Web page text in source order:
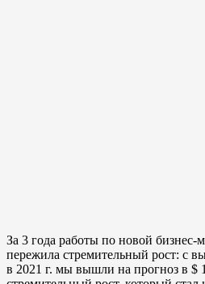
За 3 года работы по новой
пережила стремительный рост: с
в 2021 г. мы вышли на прогноз в $